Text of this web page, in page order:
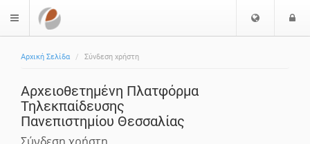
$langMenu
Επιλογή
Αρχική Σελίδα Σύνδεση χρήστη
Αρχειοθετημένη Πλατφόρμα
Τηλεκπαίδευσης
Πανεπιστημίου Θεσσαλίας